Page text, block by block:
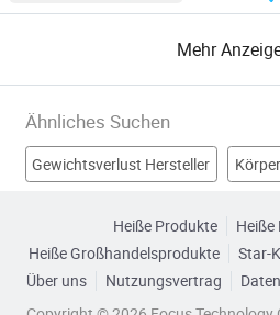
Mehr
Ähnliches Suchen
Gewichtsverlust Hersteller
Heiße Produkte
Heiße
Heiße Großhandelsprodukte
Star-
Über uns
Nutzungsvertrag